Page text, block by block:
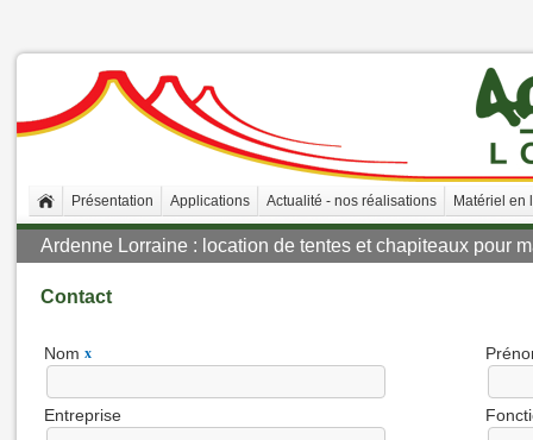
Présentation Applications Actualité - nos réalisations Matériel en
Ardenne Lorraine : location de tentes et chapiteaux pour
Contact
Nom x
Entreprise